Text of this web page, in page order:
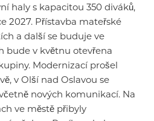
haly s kapacitou 350 diváků,
2027. Přístavba mateřské
a další se buduje ve
bude v květnu otevřena
Modernizací prošel
v Olší nad Oslavou se
nových komunikací. Na
ve městě přibyly